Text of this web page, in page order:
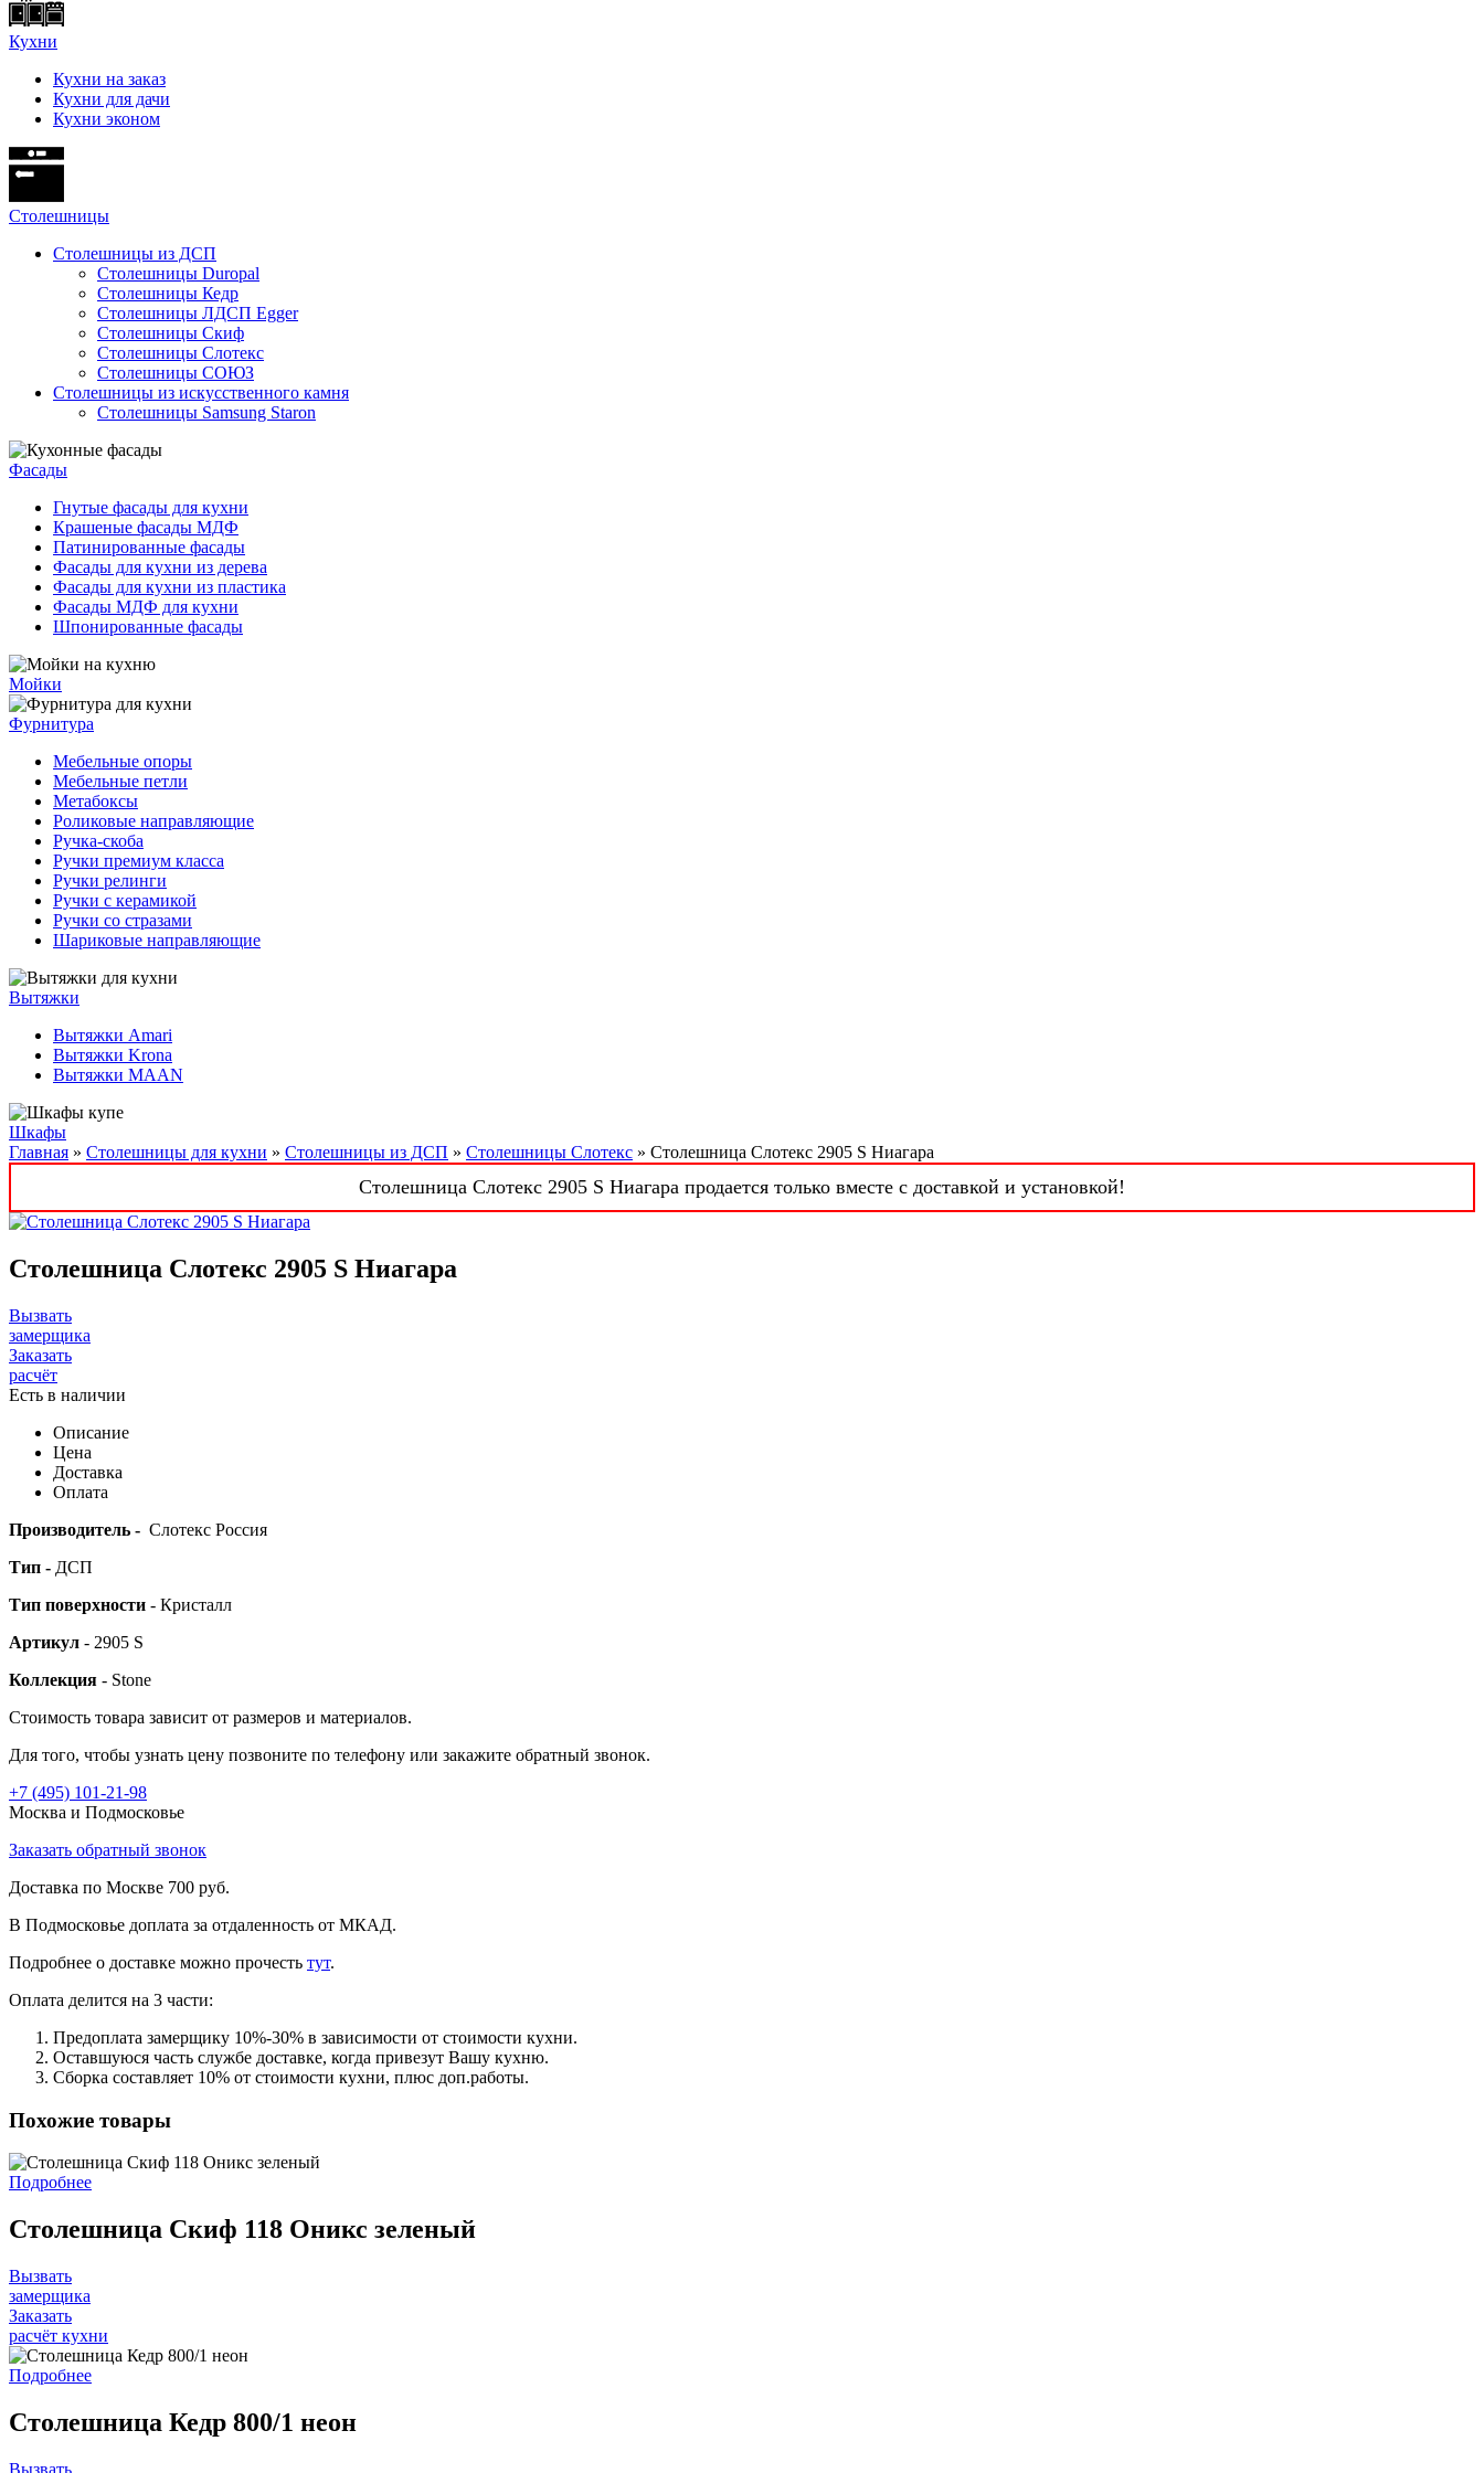
Кухни
Кухни на заказ
Кухни для дачи
Кухни эконом
Cтолешницы
Столешницы из ДСП
Столешницы Duropal
Столешницы Кедр
Столешницы ЛДСП Egger
Столешницы Скиф
Столешницы Слотекс
Столешницы СОЮЗ
Столешницы из искусственного камня
Столешницы Samsung Staron
Фасады
Гнутые фасады для кухни
Крашеные фасады МДФ
Патинированные фасады
Фасады для кухни из дерева
Фасады для кухни из пластика
Фасады МДФ для кухни
Шпонированные фасады
Мойки
Фурнитура
Мебельные опоры
Мебельные петли
Метабоксы
Роликовые направляющие
Ручка-скоба
Ручки премиум класса
Ручки релинги
Ручки с керамикой
Ручки со стразами
Шариковые направляющие
Вытяжки
Вытяжки Amari
Вытяжки Krona
Вытяжки MAAN
Шкафы
Главная » Столешницы для кухни » Столешницы из ДСП » Столешницы Слотекс » Столешница Слотекс 2905 S Ниагара
Столешница Слотекс 2905 S Ниагара продается только вместе с доставкой и установкой!
Столешница Слотекс 2905 S Ниагара
Вызвать
замерщика
Заказать
расчёт
Есть в наличии
Описание
Цена
Доставка
Оплата
Производитель - Слотекс Россия
Тип - ДСП
Тип поверхности - Кристалл
Артикул - 2905 S
Коллекция - Stone
Стоимость товара зависит от размеров и материалов.
Для того, чтобы узнать цену позвоните по телефону или закажите обратный звонок.
+7 (495) 101-21-98
Москва и Подмосковье
Заказать обратный звонок
Доставка по Москве 700 руб.
В Подмосковье доплата за отдаленность от МКАД.
Подробнее о доставке можно прочеcть тут.
Оплата делится на 3 части:
Предоплата замерщику 10%-30% в зависимости от стоимости кухни.
Оставшуюся часть службе доставке, когда привезут Вашу кухню.
Сборка составляет 10% от стоимости кухни, плюс доп.работы.
Похожие товары
Подробнее
Столешница Скиф 118 Оникс зеленый
Вызвать
замерщика
Заказать
расчёт кухни
Подробнее
Столешница Кедр 800/1 неон
Вызвать